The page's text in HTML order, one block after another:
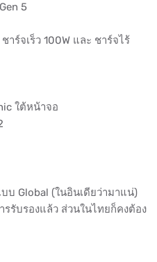
5
ร์จเร็ว 100W และ ชาร์จไร้
ใต้หน้าจอ
Global (ในอินเดียว่ามาแน่)
รับรองแล้ว ส่วนในไทยก็คงต้อง